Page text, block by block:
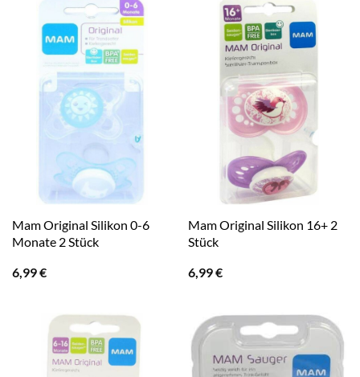
Mam Original Silikon 0-6
Monate 2 Stück
6,99€
Mam Original Silikon 16+ 2
Stück
6,99€